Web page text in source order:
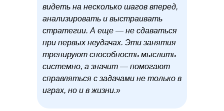
видеть на несколько шагов вперед,
анализировать и выстраивать
стратегии. А еще — не сдаваться
при первых неудачах. Эти занятия
тренируют способность мыслить
системно, а значит — помогают
справляться с задачами не только в
играх, но и в жизни.»